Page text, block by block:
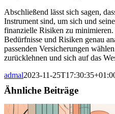
Abschließend lässt sich sagen,
Instrument sind, um sich und
finanzielle Risiken zu minimieren.
Bedürfnisse und Risiken genau
passenden Versicherungen
zurücklehnen und sich auf das
admal2023-11-
Ähnliche Beiträge